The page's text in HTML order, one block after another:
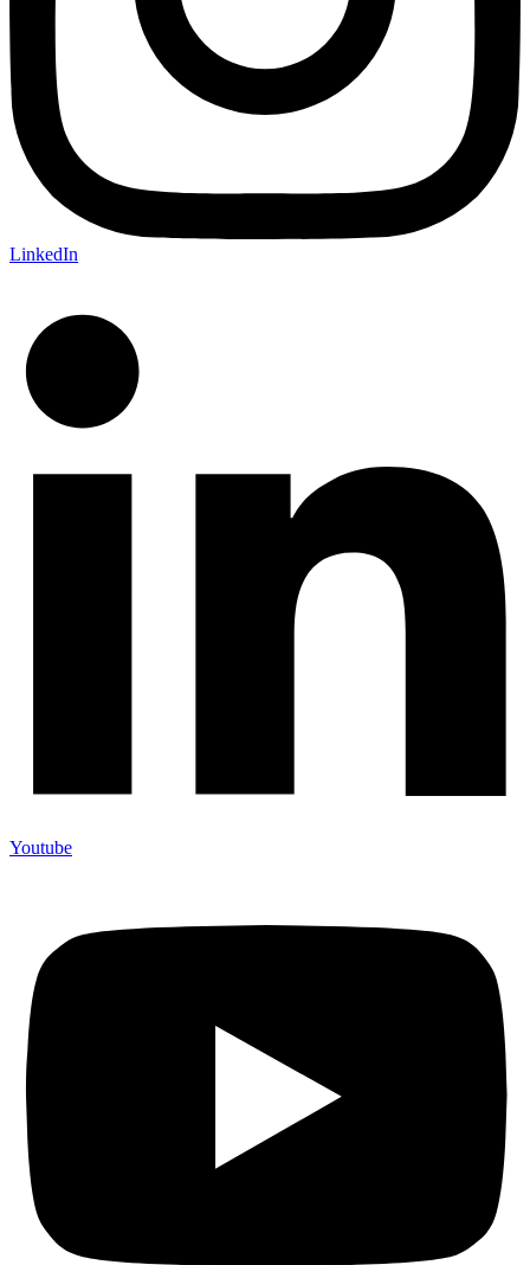
LinkedIn
Youtube